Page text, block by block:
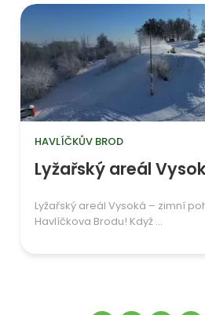
HAVLÍČKŮV BROD
Lyžařský areál
Lyžařský areál Vysoká – zimní
Havlíčkova Brodu! Když ...